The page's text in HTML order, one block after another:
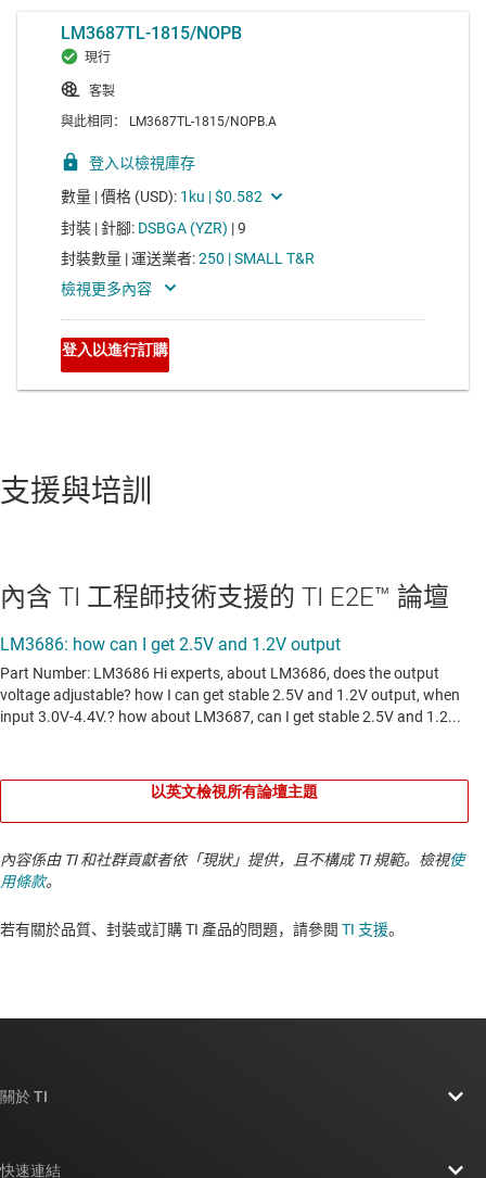
支援與培訓
內含 TI 工程師技術支援的 TI E2E™ 論壇
以英文檢視所有論壇主題
內容係由 TI 和社群貢獻者依「現狀」提供，且不構成 TI 規範。檢視使
用條款。
若有關於品質、封裝或訂購 TI 產品的問題，請參閱 TI 支援。​​​​​​​​​​​​​​
關於 TI
快速連結